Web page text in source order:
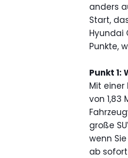
anders
Start,
Hyundai
Punkte,
Punkt 1:
Mit einer
von 1,83
große
wenn
ab